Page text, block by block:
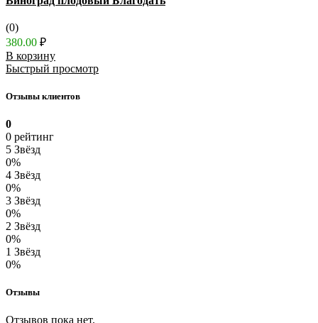
(0)
380.00 ₽
В корзину
Быстрый просмотр
Отзывы клиентов
0
0 рейтинг
5 Звёзд
0%
4 Звёзд
0%
3 Звёзд
0%
2 Звёзд
0%
1 Звёзд
0%
Отзывы
Отзывов пока нет.